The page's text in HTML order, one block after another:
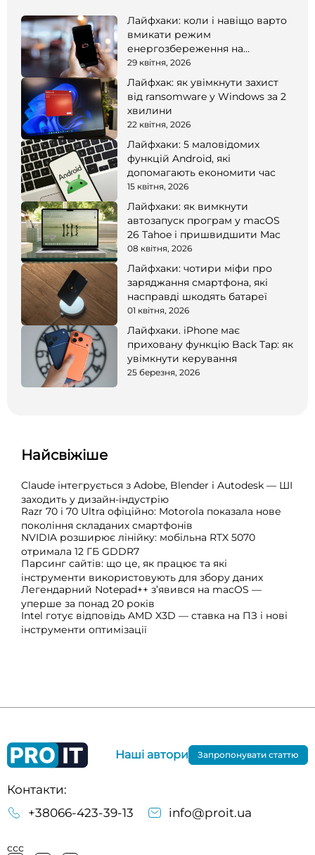
Лайфхаки: коли і навіщо варто
вмикати режим
енергозбереження на
смартфоні
29 квітня, 2026
Лайфхак: як увімкнути захист
від ransomware у Windows за 2
хвилини
22 квітня, 2026
Лайфхаки: 5 маловідомих
функцій Android, які
допомагають економити час
15 квітня, 2026
Лайфхаки: як вимкнути
автозапуск програм у macOS
26 Tahoe і пришвидшити Mac
08 квітня, 2026
Лайфхаки: чотири міфи про
заряджання смартфона, які
насправді шкодять батареї
01 квітня, 2026
Лайфхаки. iPhone має
приховану функцію Back Tap: як
увімкнути керування
25 березня, 2026
Найсвіжіше
Claude інтегрується з Adobe, Blender і Autodesk — ШІ
заходить у дизайн-індустрію
Razr 70 і 70 Ultra офіційно: Motorola показала нове
покоління складаних смартфонів
NVIDIA розширює лінійку: мобільна RTX 5070
отримала 12 ГБ GDDR7
Парсинг сайтів: що це, як працює та які
інструменти використовують для збору даних
Легендарний Notepad++ з’явився на macOS —
уперше за понад 20 років
Intel готує відповідь AMD X3D — ставка на ПЗ і нові
інструменти оптимізації
Контакти:
+38066-423-39-13
info@proit.ua
ссс
Наші автори Запропонувати статтю